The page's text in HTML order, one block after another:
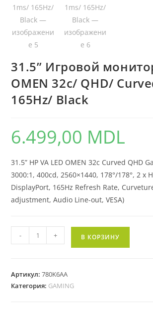
31.5” Игровой
OMEN 32c/ QHD/
165Hz/ Black
6.499,00 MDL
31.5” HP VA LED OMEN 32c Curved QHD
3000:1, 400cd, 2560×1440, 178°/178°, 2 x
DisplayPort, 165Hz Refresh Rate,
adjustment, Audio Line-out, VESA)
- + В КОРЗИНУ
Артикул:780K6AA
Категория: GAMING